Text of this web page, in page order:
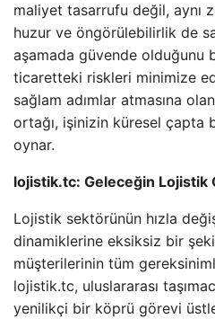
maliyet tasarrufu değil, aynı
huzur ve öngörülebilirlik de
aşamada güvende olduğunu
ticaretteki riskleri minimize
sağlam adımlar atmasına
ortağı, işinizin küresel çapta
oynar.
lojistik.tc: Geleceğin Lojistik
Lojistik sektörünün hızla
dinamiklerine eksiksiz bir
müşterilerinin tüm
lojistik.tc, uluslararası
yenilikçi bir köprü görevi